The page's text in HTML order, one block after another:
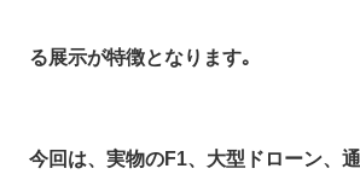
る展示が特徴となります｡
今回は、実物のF1、大型ドローン、